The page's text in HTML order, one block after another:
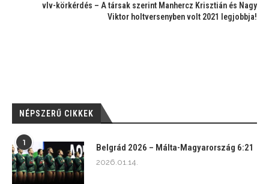
vlv-körkérdés – A társak szerint Manhercz Krisztián és Nagy
Viktor holtversenyben volt 2021 legjobbja!
NÉPSZERŰ CIKKEK
1
Belgrád 2026 – Málta-Magyarország 6:21
2026.01.14.